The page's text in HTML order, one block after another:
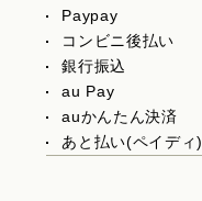
Paypay
コンビニ後払い
銀行振込
au Pay
auかんたん決済
あと払い(ペイディ)